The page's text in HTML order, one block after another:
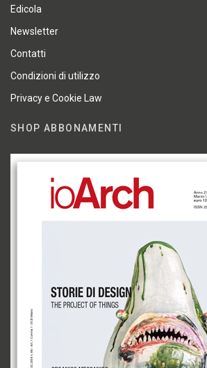
Edicola
Newsletter
Contatti
Condizioni di utilizzo
Privacy e Cookie Law
SHOP ABBONAMENTI